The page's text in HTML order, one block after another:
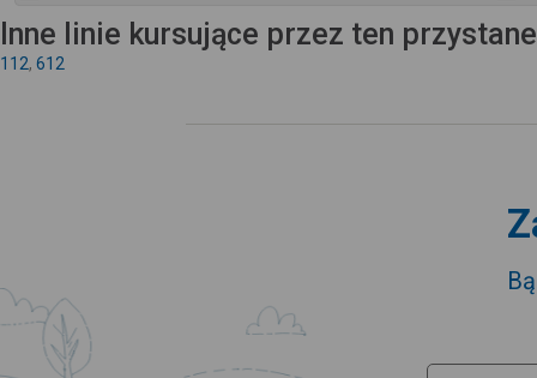
Inne linie kursujące przez ten
112, 612